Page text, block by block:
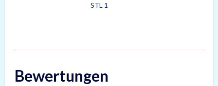
STL 1
Bewertungen